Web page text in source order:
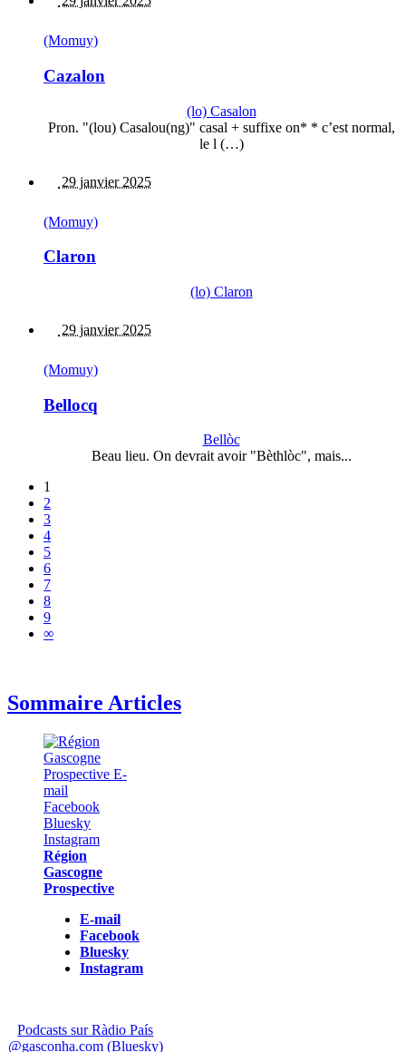
(Momuy)
Cazalon
(lo) Casalon
Pron. "(lou) Casalou(ng)" casal + suffixe on* * c’est normal,
le l (…)
29 janvier 2025
(Momuy)
Claron
(lo) Claron
29 janvier 2025
(Momuy)
Bellocq
Bellòc
Beau lieu. On devrait avoir "Bèthlòc", mais...
1
2
3
4
5
6
7
8
9
∞
Sommaire Articles
Région
Gascogne
Prospective
E-mail
Facebook
Bluesky
Instagram
Podcasts sur Ràdio País
@gasconha.com (Bluesky)